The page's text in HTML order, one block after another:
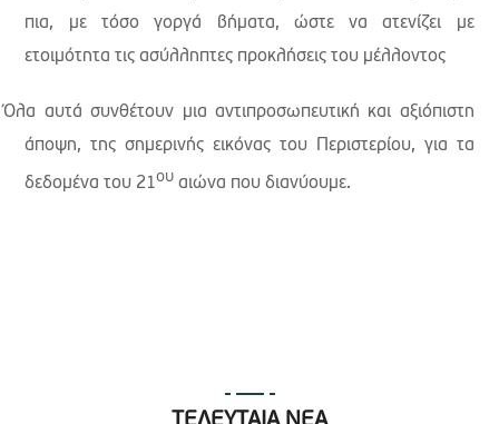
πια, με τόσο γοργά βήματα, ώστε να ατενίζει με
ετοιμότητα τις ασύλληπτες προκλήσεις του μέλλοντος
Όλα αυτά συνθέτουν μια αντιπροσωπευτική και αξιόπιστη
άποψη, της σημερινής εικόνας του Περιστερίου, για τα
δεδομένα του 21ου αιώνα που διανύουμε.